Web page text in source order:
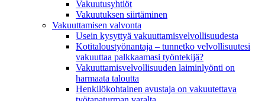
Vakuutusyhtiöt
Vakuutuksen siirtäminen
Vakuuttamisen valvonta
Usein kysyttyä vakuuttamisvelvollisuudesta
Kotitaloustyönantaja – tunnetko velvollisuutesi
vakuuttaa palkkaamasi työntekijä?
Vakuuttamisvelvollisuuden laiminlyönti on
harmaata taloutta
Henkilökohtainen avustaja on vakuutettava